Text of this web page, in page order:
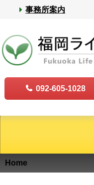
事務所案内
092-605-1028
Home